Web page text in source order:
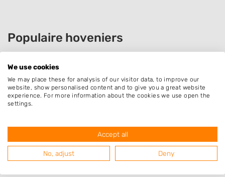
Populaire hoveniers
Welvaartsdwarsweg 10
We use cookies
We may place these for analysis of our visitor data, to improve our
website, show personalised content and to give you a great website
experience. For more information about the cookies we use open the
settings.
Accept all
No, adjust Deny